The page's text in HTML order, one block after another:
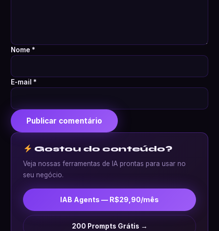
Nome *
E-mail *
Gostou do conteúdo?
Veja nossas ferramentas de IA prontas para usar no
seu negócio.
IAB Agents — R$29,90/mês
200 Prompts Grátis →